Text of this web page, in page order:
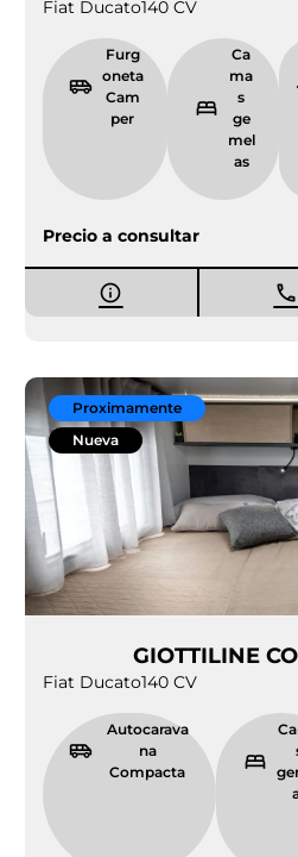
Fiat Ducato140 CV
Furg
oneta
Cam
per
Ca
ma
s
ge
mel
as
Precio a consultar
Proximamente
Nueva
GIOTTILINE
Fiat Ducato140 CV
Autocarava
na
Compacta